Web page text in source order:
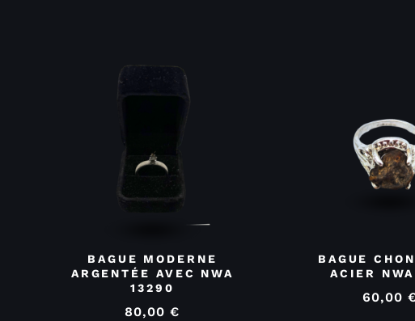
BAGUE MODERNE
ARGENTÉE AVEC NWA
13290
80,00€
BAGUE
ACIER
60,00